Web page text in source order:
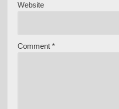
Website
Comment *